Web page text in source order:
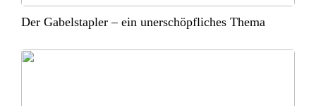
Der Gabelstapler – ein unerschöpfliches Thema